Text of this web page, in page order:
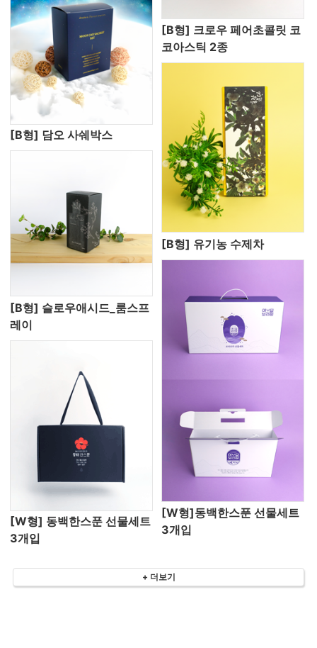
[B형] 담오 사쉐박스
[B형] 크로우 페어초콜릿 코
코아스틱 2종
[B형] 슬로우애시드_룸스프
레이
[B형] 유기농 수제차
[W형] 동백한스푼 선물세트
3개입
[W형]동백한스푼 선물세트
3개입
+ 더보기